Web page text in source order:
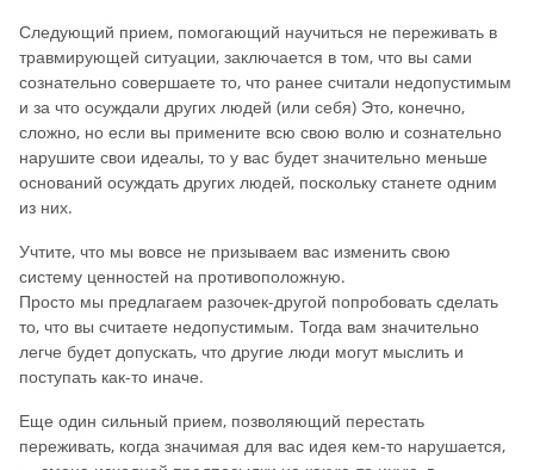
Следующий прием, помогающий научиться не переживать в
травмирующей ситуации, заключается в том, что вы сами
сознательно совершаете то, что ранее считали недопустимым
и за что осуждали других людей (или себя) Это, конечно,
сложно, но если вы примените всю свою волю и сознательно
нарушите свои идеалы, то у вас будет значительно меньше
оснований осуждать других людей, поскольку станете одним
из них.
Учтите, что мы вовсе не призываем вас изменить свою
систему ценностей на противоположную.
Просто мы предлагаем разочек-другой попробовать сделать
то, что вы считаете недопустимым. Тогда вам значительно
легче будет допускать, что другие люди могут мыслить и
поступать как-то иначе.
Еще один сильный прием, позволяющий перестать
переживать, когда значимая для вас идея кем-то нарушается,